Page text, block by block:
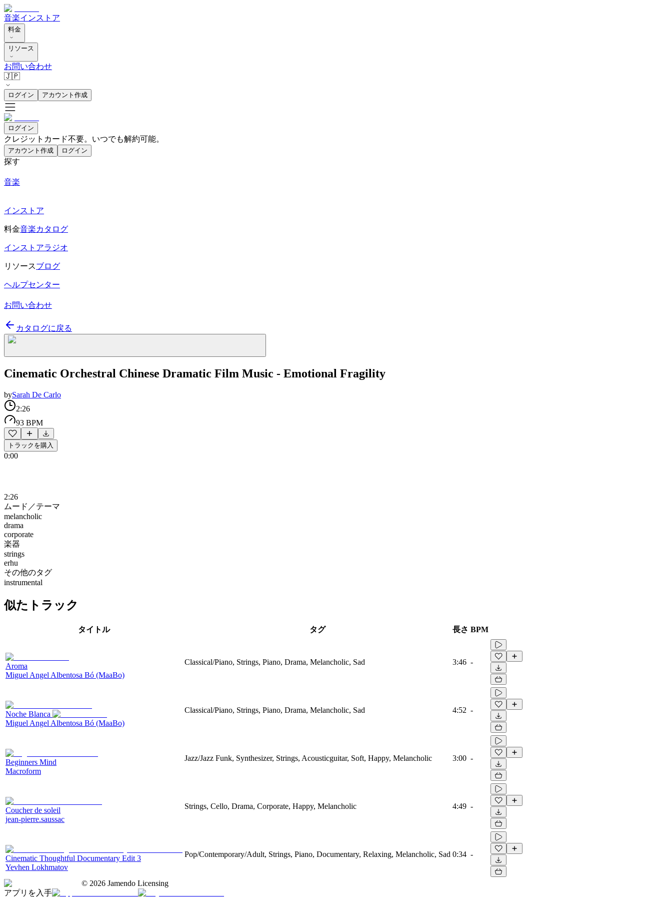
音楽インストア
料金
リソース
お問い合わせ
🇯🇵
ログイン アカウント作成
ログイン
クレジットカード不要。いつでも解約可能。
アカウント作成 ログイン
探す
音楽
インストア
料金音楽カタログ
インストアラジオ
リソースブログ
ヘルプセンター
お問い合わせ
カタログに戻る
Cinematic Orchestral Chinese Dramatic Film Music - Emotional Fragility
bySarah De Carlo
2:26
93 BPM
トラックを購入
0:00
2:26
ムード／テーマ
melancholic
drama
corporate
楽器
strings
erhu
その他のタグ
instrumental
似たトラック
タイトル タグ 長さ BPM
Aroma
Miguel Angel Albentosa Bó (MaaBo)
Classical/Piano, Strings, Piano, Drama, Melancholic, Sad 3:46 -
Noche Blanca
Miguel Angel Albentosa Bó (MaaBo)
Classical/Piano, Strings, Piano, Drama, Melancholic, Sad 4:52 -
Beginners Mind
Macroform
Jazz/Jazz Funk, Synthesizer, Strings, Acousticguitar, Soft, Happy, Melancholic 3:00 -
Coucher de soleil
jean-pierre.saussac
Strings, Cello, Drama, Corporate, Happy, Melancholic 4:49 -
Cinematic Thoughtful Documentary Edit 3
Yevhen Lokhmatov
Pop/Contemporary/Adult, Strings, Piano, Documentary, Relaxing, Melancholic, Sad 0:34 -
© 2026 Jamendo Licensing
アプリを入手